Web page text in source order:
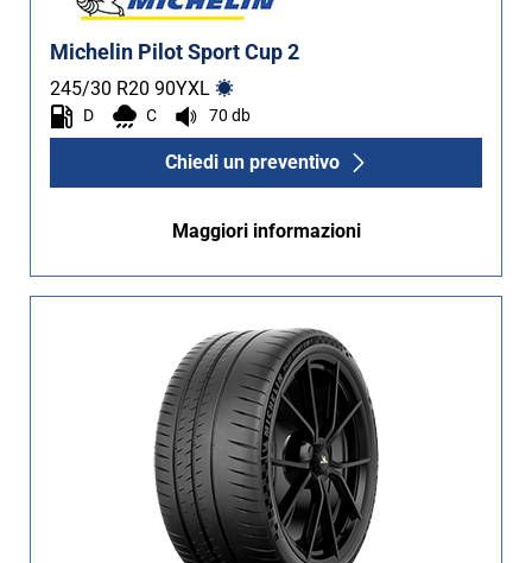
Michelin Pilot Sport Cup 2
245/30 R20 90YXL
D C 70 db
Chiedi un preventivo
Maggiori informazioni